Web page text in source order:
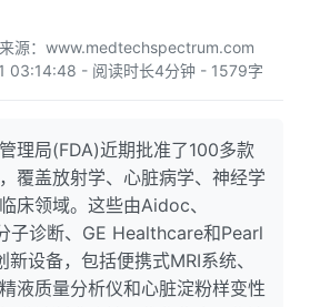
来源：www.medtechspectrum.com
03:14:48 - 阅读时长4分钟 - 1579字
理局(FDA)近期批准了100多款
覆盖放射学、心脏病学、神经学
床领域。这些由Aidoc、
子诊断、GE Healthcare和Pearl
设备，包括便携式MRI系统、
液质量分析仪和心脏淀粉样变性